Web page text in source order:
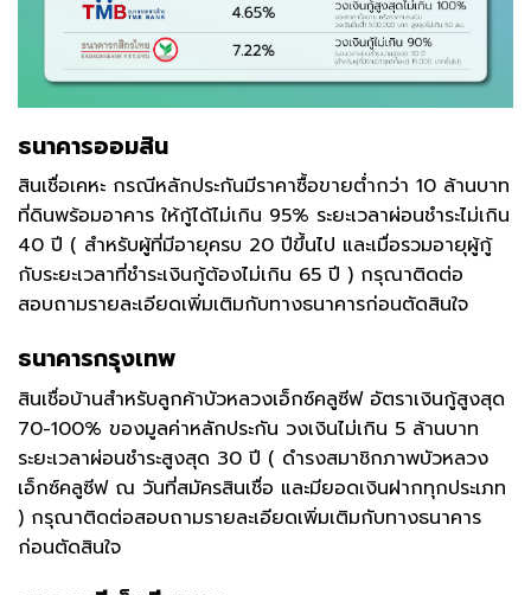
ธนาคารออมสิน
สินเชื่อเคหะ กรณีหลักประกันมีราคาซื้อขายต่ำกว่า 10 ล้านบาท
ที่ดินพร้อมอาคาร ให้กู้ได้ไม่เกิน 95% ระยะเวลาผ่อนชำระไม่เกิน
40 ปี ( สำหรับผู้ที่มีอายุครบ 20 ปีขึ้นไป และเมื่อรวมอายุผู้กู้
กับระยะเวลาที่ชำระเงินกู้ต้องไม่เกิน 65 ปี ) กรุณาติดต่อ
สอบถามรายละเอียดเพิ่มเติมกับทางธนาคารก่อนตัดสินใจ
ธนาคารกรุงเทพ
สินเชื่อบ้านสำหรับลูกค้าบัวหลวงเอ็กซ์คลูซีฟ อัตราเงินกู้สูงสุด
70-100% ของมูลค่าหลักประกัน วงเงินไม่เกิน 5 ล้านบาท
ระยะเวลาผ่อนชำระสูงสุด 30 ปี ( ดำรงสมาชิกภาพบัวหลวง
เอ็กซ์คลูซีฟ ณ วันที่สมัครสินเชื่อ และมียอดเงินฝากทุกประเภท
) กรุณาติดต่อสอบถามรายละเอียดเพิ่มเติมกับทางธนาคาร
ก่อนตัดสินใจ